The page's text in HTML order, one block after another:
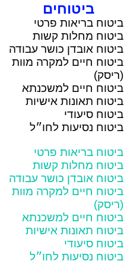
ביטוחים
ביטוח בריאות פרטי
ביטוח מחלות קשות
ביטוח אובדן כושר עבודה
ביטוח חיים למקרה מוות
(ריסק)
ביטוח חיים למשכנתא
ביטוח תאונות אישיות
ביטוח סיעודי
ביטוח נסיעות לחו״ל
ביטוח בריאות פרטי
ביטוח מחלות קשות
ביטוח אובדן כושר עבודה
ביטוח חיים למקרה מוות
(ריסק)
ביטוח חיים למשכנתא
ביטוח תאונות אישיות
ביטוח סיעודי
ביטוח נסיעות לחו״ל